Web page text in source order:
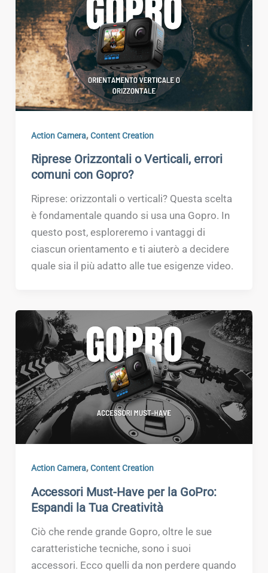
Action Camera,Content Creation
Riprese Orizzontali o Verticali, errori
comuni con Gopro?
Riprese: orizzontali o verticali? Questa scelta
è fondamentale quando si usa una Gopro. In
questo post, esploreremo i vantaggi di
ciascun orientamento e ti aiuterò a decidere
quale sia il più adatto alle tue esigenze video.
Action Camera,Content Creation
Accessori Must-Have per la GoPro:
Espandi la Tua Creatività
Ciò che rende grande Gopro, oltre le sue
caratteristiche tecniche, sono i suoi
accessori. Ecco quelli da non perdere quando